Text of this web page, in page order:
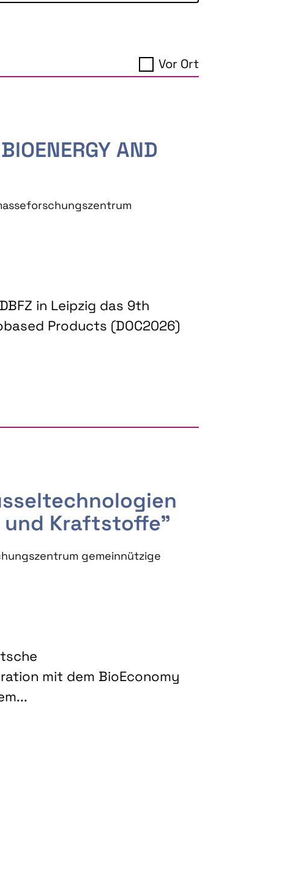
Vor Ort
AND
in Leipzig das 9th
Products (DOC2026)
AND BIOBASED PRODUCTS
Kraftstoffe"
gemeinnützige
mit dem BioEconomy
für biobasierte Produkte und Kraftstoffe"